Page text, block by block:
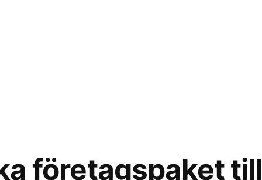
företagspaket till